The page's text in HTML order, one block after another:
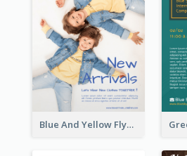
Blue And Yellow Flyer For Children Clothes